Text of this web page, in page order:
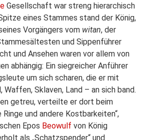
Gesellschaft war streng hierarchisch
eines Stammes stand der König,
Vorgängers vom witan, der
und Sippenführer
und Ansehen waren vor allem von
abhängig: Ein siegreicher Anführer
um sich scharen, die er mit
Waffen, Sklaven, Land – an sich band.
getreu, verteilte er dort beim
und andere Kostbarkeiten“,
Epos Beowulf von König
als „Schatzspender“ und